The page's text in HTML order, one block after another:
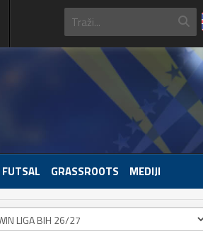
FUTSAL GRASSROOTS MEDIJI